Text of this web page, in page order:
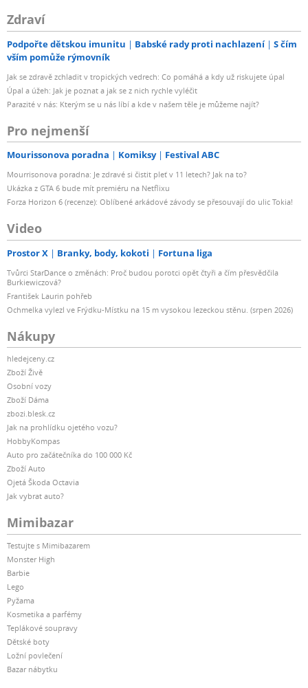
Zdraví
Podpořte dětskou imunitu Babské rady proti nachlazení
S čím
vším pomůže rýmovník
Jak se zdravě zchladit v tropických vedrech: Co pomáhá a kdy už riskujete úpal
Úpal a úžeh: Jak je poznat a jak se z nich rychle vyléčit
Parazité v nás: Kterým se u nás líbí a kde v našem těle je můžeme najít?
Pro nejmenší
Mourissonova poradna Komiksy Festival ABC
Mourrisonova poradna: Je zdravé si čistit pleť v 11 letech? Jak na to?
Ukázka z GTA 6 bude mít premiéru na Netflixu
Forza Horizon 6 (recenze): Oblíbené arkádové závody se přesouvají do ulic Tokia!
Video
Prostor X Branky, body, kokoti Fortuna liga
Tvůrci StarDance o změnách: Proč budou porotci opět čtyři a čím přesvědčila
Burkiewiczová?
František Laurin pohřeb
Ochmelka vylezl ve Frýdku-Místku na 15 m vysokou lezeckou stěnu. (srpen 2026)
Nákupy
hledejceny.cz
Zboží Živě
Osobní vozy
Zboží Dáma
zbozi.blesk.cz
Jak na prohlídku ojetého vozu?
HobbyKompas
Auto pro začátečníka do 100 000 Kč
Zboží Auto
Ojetá Škoda Octavia
Jak vybrat auto?
Mimibazar
Testujte s Mimibazarem
Monster High
Barbie
Lego
Pyžama
Kosmetika a parfémy
Teplákové soupravy
Dětské boty
Ložní povlečení
Bazar nábytku